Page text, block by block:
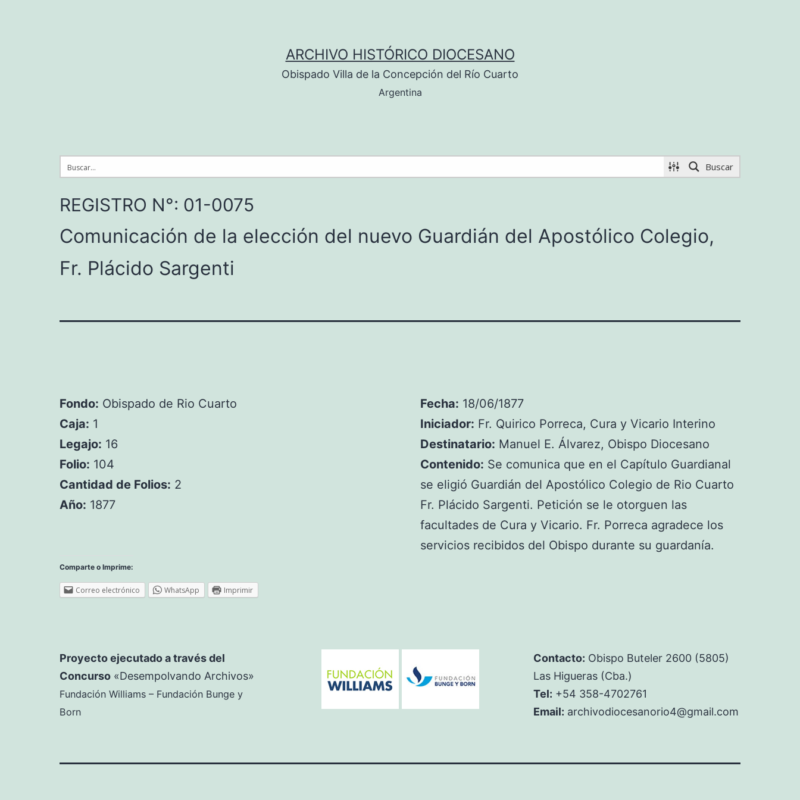
ARCHIVO HISTÓRICO DIOCESANO
Obispado Villa de la Concepción del Río Cuarto
Argentina
Buscar
REGISTRO N°: 01-0075
Comunicación de la elección del nuevo Guardián del Apostólico Colegio,
Fr. Plácido Sargenti
Fondo: Obispado de Rio Cuarto
Caja: 1
Legajo: 16
Folio: 104
Cantidad de Folios: 2
Año: 1877
Fecha: 18/06/1877
Iniciador: Fr. Quirico Porreca, Cura y Vicario Interino
Destinatario: Manuel E. Álvarez, Obispo Diocesano
Contenido: Se comunica que en el Capítulo Guardianal
se eligió Guardián del Apostólico Colegio de Rio Cuarto
Fr. Plácido Sargenti. Petición se le otorguen las
facultades de Cura y Vicario. Fr. Porreca agradece los
servicios recibidos del Obispo durante su guardanía.
Comparte o Imprime:
Correo electrónico WhatsApp Imprimir
Proyecto ejecutado a través del
Concurso «Desempolvando Archivos»
Fundación Williams – Fundación Bunge y
Born
Contacto: Obispo Buteler 2600 (5805)
Las Higueras (Cba.)
Tel: +54 358-4702761
Email: archivodiocesanorio4@gmail.com